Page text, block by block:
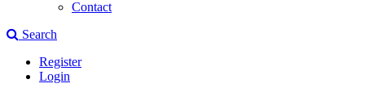
Contact
Search
Register
Login